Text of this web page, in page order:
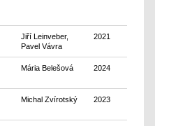
Jiří Leinveber,
Pavel Vávra
2021
Mária Belešová 2024
Michal Zvírotský 2023